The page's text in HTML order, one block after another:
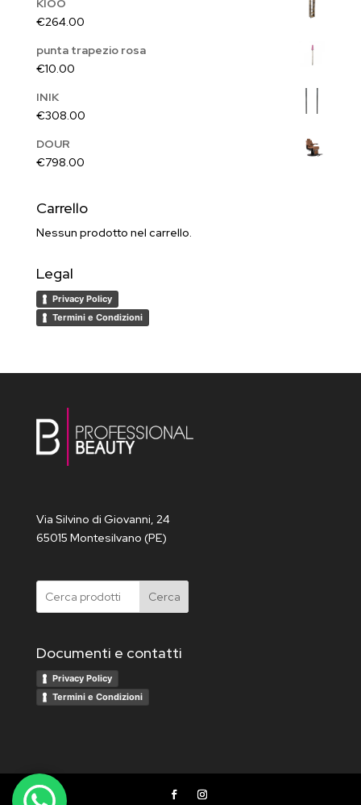
KIOO
€264.00
punta trapezio rosa
€10.00
INIK
€308.00
DOUR
€798.00
Carrello
Nessun prodotto nel carrello.
Legal
Privacy Policy
Termini e Condizioni
Via Silvino di Giovanni, 24
65015 Montesilvano (PE)
Cerca
Documenti e contatti
Privacy Policy
Termini e Condizioni